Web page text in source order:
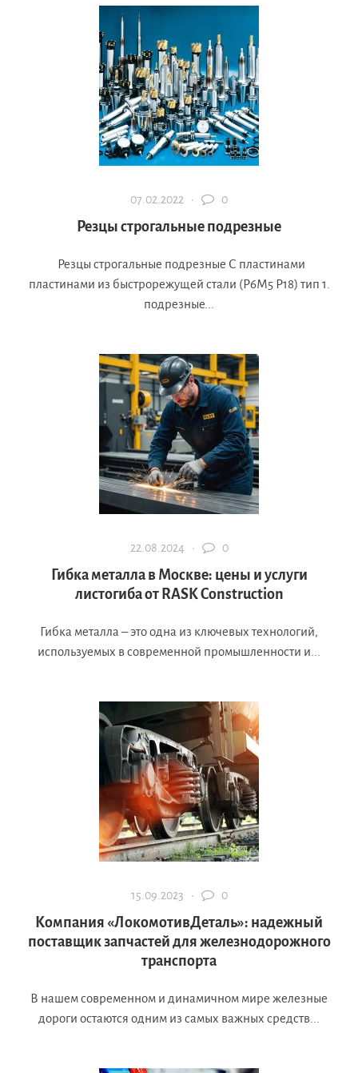
07.02.2022 · 0
Резцы строгальные подрезные
Резцы строгальные подрезные С пластинами
пластинами из быстрорежущей стали (Р6М5 Р18) тип 1.
подрезные...
22.08.2024 · 0
Гибка металла в Москве: цены и услуги
листогиба от RASK Construction
Гибка металла – это одна из ключевых технологий,
используемых в современной промышленности и...
15.09.2023 · 0
Компания «ЛокомотивДеталь»: надежный
поставщик запчастей для железнодорожного
транспорта
В нашем современном и динамичном мире железные
дороги остаются одним из самых важных средств...